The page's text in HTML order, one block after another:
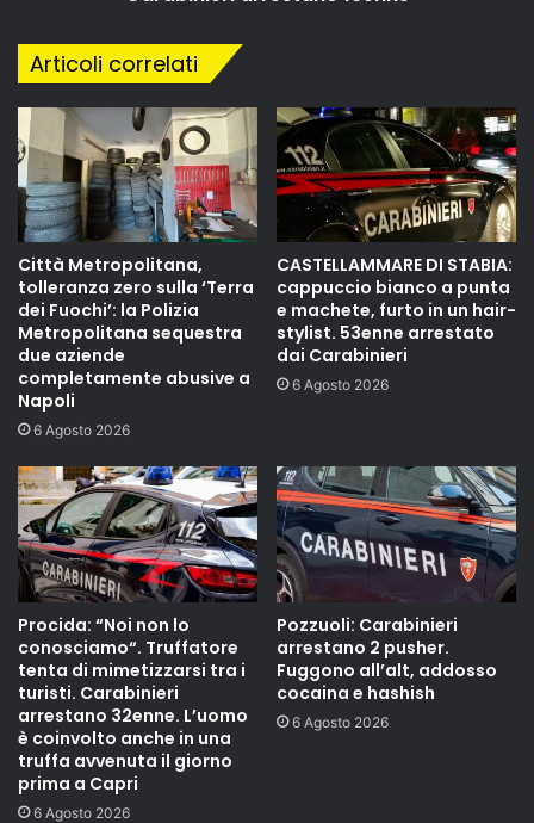
Articoli correlati
Città Metropolitana,
tolleranza zero sulla ‘Terra
dei Fuochi’: la Polizia
Metropolitana sequestra
due aziende
completamente abusive a
Napoli
6 Agosto 2026
CASTELLAMMARE DI STABIA:
cappuccio bianco a punta
e machete, furto in un hair-
stylist. 53enne arrestato
dai Carabinieri
6 Agosto 2026
Procida: “Noi non lo
conosciamo“. Truffatore
tenta di mimetizzarsi tra i
turisti. Carabinieri
arrestano 32enne. L’uomo
è coinvolto anche in una
truffa avvenuta il giorno
prima a Capri
6 Agosto 2026
Pozzuoli: Carabinieri
arrestano 2 pusher.
Fuggono all’alt, addosso
cocaina e hashish
6 Agosto 2026